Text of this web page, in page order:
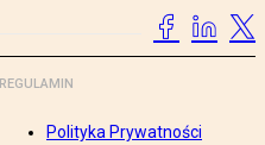
REGULAMIN
Polityka Prywatności